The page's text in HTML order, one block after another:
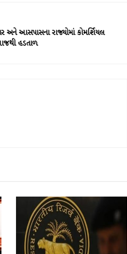
અને આસપાસના રાજ્યોમાં કોમર્શિયલ
આજથી હડતાળ